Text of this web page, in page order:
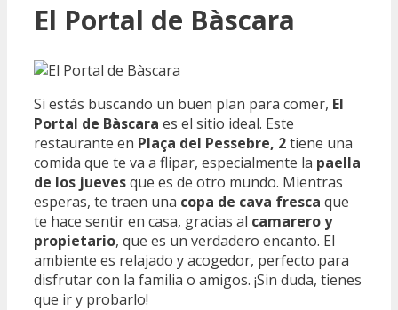
El Portal de Bàscara
Si estás buscando un buen plan para comer, El
Portal de Bàscara es el sitio ideal. Este
restaurante en Plaça del Pessebre, 2tiene una
comida que te va a flipar, especialmente la paella
de los juevesque es de otro mundo. Mientras
esperas, te traen una copa de cava fresca que
te hace sentir en casa, gracias al camarero y
propietario, que es un verdadero encanto. El
ambiente es relajado y acogedor, perfecto para
disfrutar con la familia o amigos. ¡Sin duda, tienes
que ir y probarlo!